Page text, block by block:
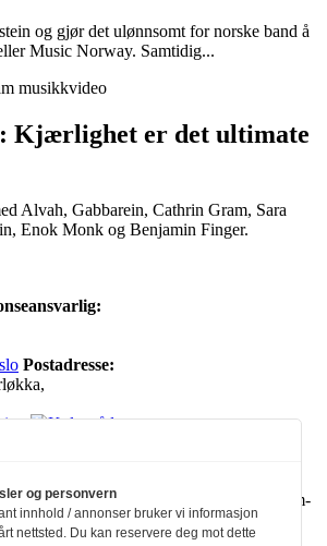
og gjør det ulønnsomt for norske band å
Music Norway. Samtidig...
Kjærlighet er det ultimate
Alvah, Gabbarein, Cathrin Gram, Sara
Enok Monk og Benjamin Finger.
Postadresse:
fra Norsk kulturråd, i tillegg til økonomisk
Norsk komponistforening og
drives etter Redaktør- og Vær Varsom-
og personvern
innhold / annonser bruker vi informasjon
nettsted. Du kan reservere deg mot dette